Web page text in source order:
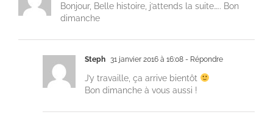
Bonjour, Belle histoire, j’attends la suite….. Bon
dimanche
Steph 31 janvier 2016 à 16:08 - Répondre
J’y travaille, ça arrive bientôt
Bon dimanche à vous aussi !